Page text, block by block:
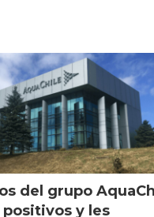
del grupo
y les